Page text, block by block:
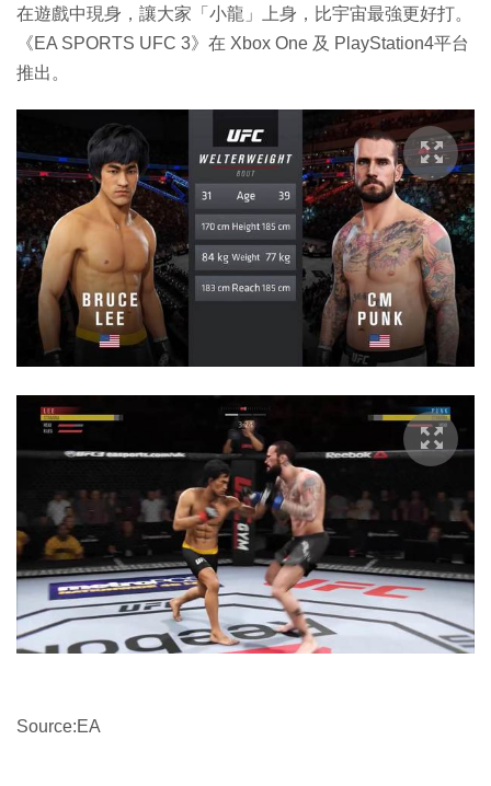
在遊戲中現身，讓大家「小龍」上身，比宇宙最強更好打。
《EA SPORTS UFC 3》在 Xbox One 及 PlayStation4平台
推出。
Source:EA